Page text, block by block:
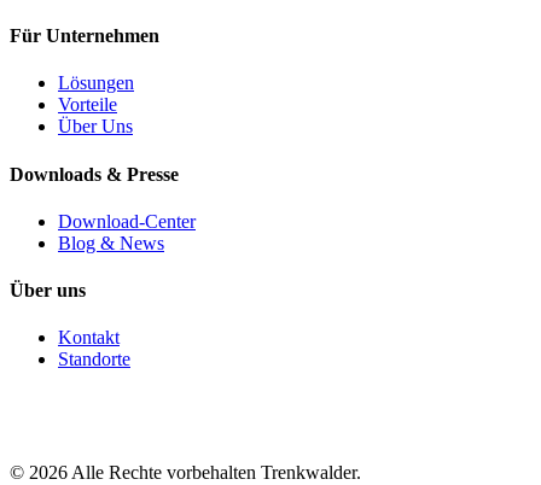
Für Unternehmen
Lösungen
Vorteile
Über Uns
Downloads & Presse
Download-Center
Blog & News
Über uns
Kontakt
Standorte
© 2026 Alle Rechte vorbehalten Trenkwalder.